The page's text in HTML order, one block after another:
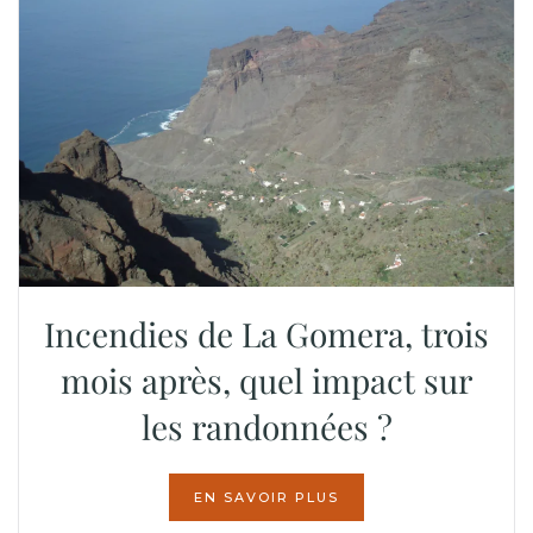
Incendies de La Gomera, trois
mois après, quel impact sur
les randonnées ?
EN SAVOIR PLUS